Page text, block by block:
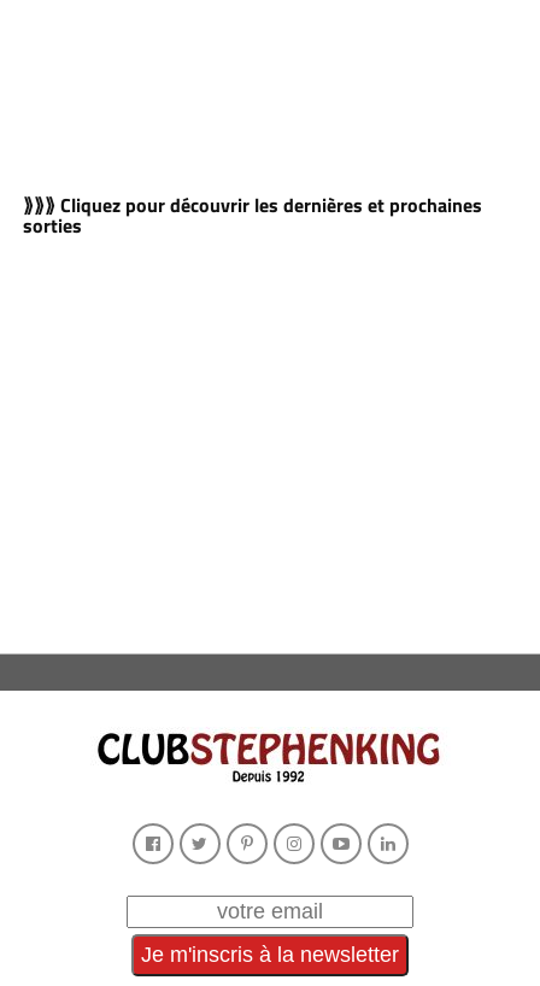
⟫⟫⟫ Cliquez pour découvrir les dernières et prochaines
sorties